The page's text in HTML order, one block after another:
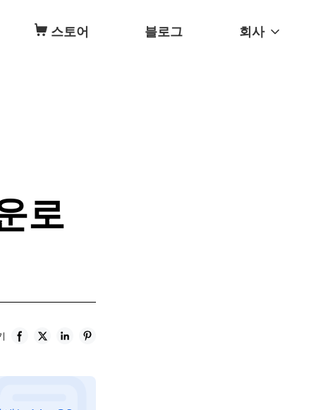
스토어 블로그 회사
로